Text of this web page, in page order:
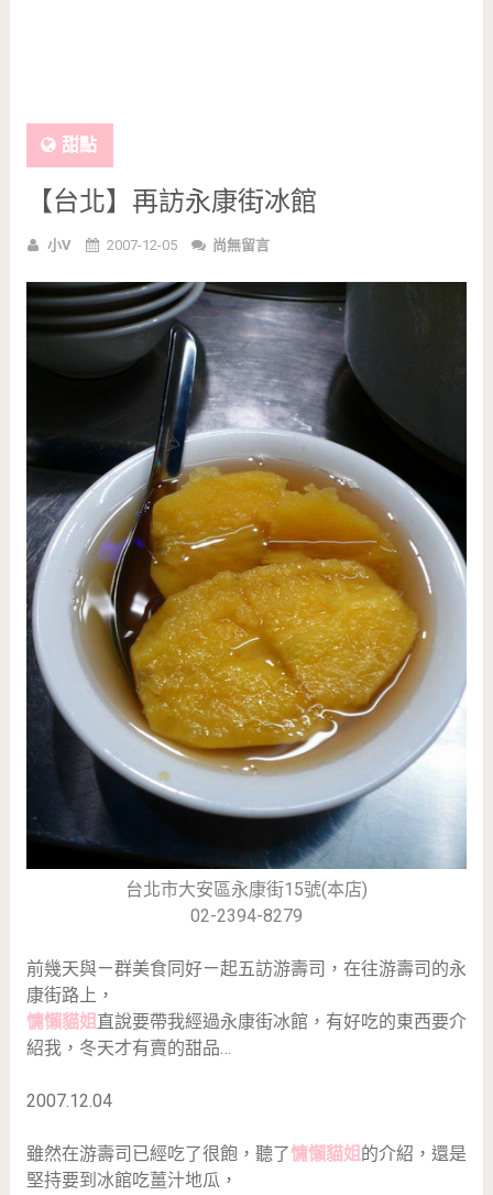
甜點
【台北】再訪永康街冰館
小V 2007-12-05 尚無留言
台北市大安區永康街15號(本店)
02-2394-8279
前幾天與ㄧ群美食同好ㄧ起五訪游壽司，在往游壽司的永
康街路上，
慵懶貓姐直說要帶我經過永康街冰館，有好吃的東西要介
紹我，冬天才有賣的甜品…
2007.12.04
雖然在游壽司已經吃了很飽，聽了慵懶貓姐的介紹，還是
堅持要到冰館吃薑汁地瓜，